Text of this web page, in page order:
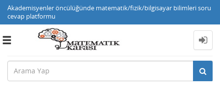
Akademisyenler öncülüğünde matematik/fizik/bilgisayar bilimleri soru
cevap platformu
Toggle